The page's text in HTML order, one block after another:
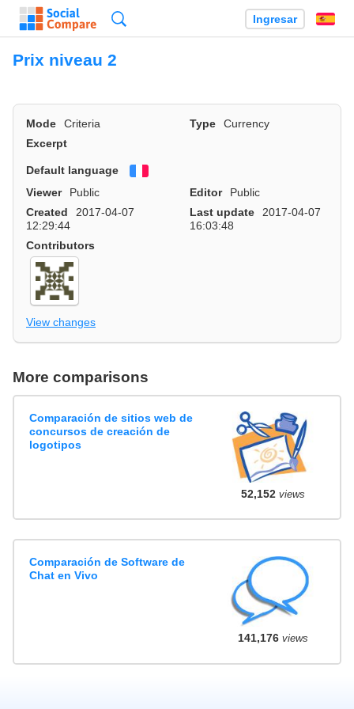
Ingresar
Prix niveau 2
Mode Criteria Type
Currency
Excerpt
Default language
Viewer
Public Editor
Public
Created
2017-04-07
12:29:44
Last update
2017-04-07
16:03:48
Contributors
View changes
More comparisons
Comparación de sitios web de
concursos de creación de
logotipos
52,152views
Comparación de Software de
Chat en Vivo
141,176views